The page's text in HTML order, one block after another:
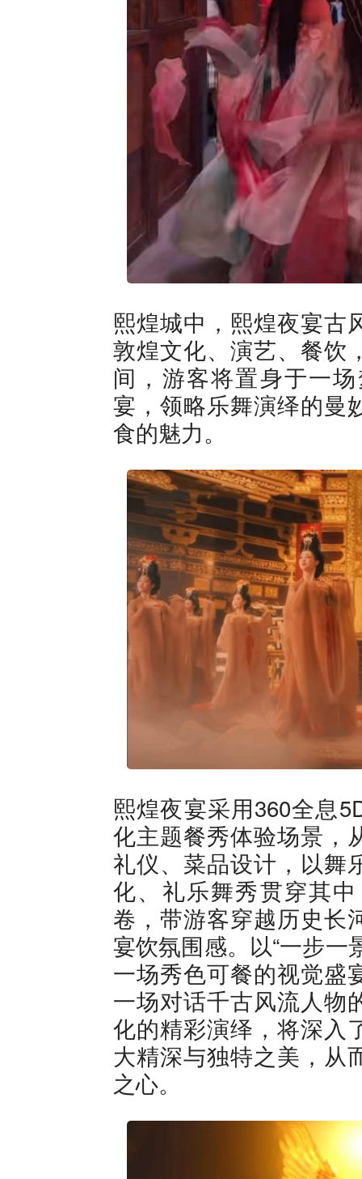
熙煌城中，熙煌夜宴古
敦煌文化、演艺、餐饮
间，游客将置身于一
宴，领略乐舞演绎的曼
食的魅力。
熙煌夜宴采用360全息
化主题餐秀体验场景，
礼仪、菜品设计，以舞
化、礼乐舞秀贯穿其
卷，带游客穿越历史长
宴饮氛围感。以“一步一
一场秀色可餐的视觉盛
一场对话千古风流人物
化的精彩演绎，将深入
大精深与独特之美，从
之心。